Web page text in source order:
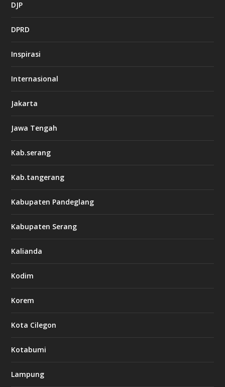
DJP
DPRD
Inspirasi
Internasional
Jakarta
Jawa Tengah
Kab.serang
Kab.tangerang
Kabupaten Pandeglang
Kabupaten Serang
Kalianda
Kodim
Korem
Kota Cilegon
Kotabumi
Lampung